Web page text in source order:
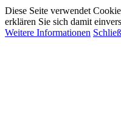
Diese Seite verwendet
erklären Sie sich damit
Weitere Informationen